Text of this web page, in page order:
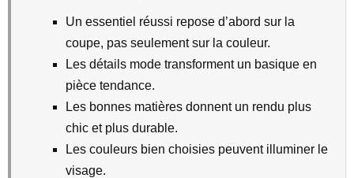
Un essentiel réussi repose d’abord sur la
coupe, pas seulement sur la couleur.
Les détails mode transforment un basique en
pièce tendance.
Les bonnes matières donnent un rendu plus
chic et plus durable.
Les couleurs bien choisies peuvent illuminer le
visage.